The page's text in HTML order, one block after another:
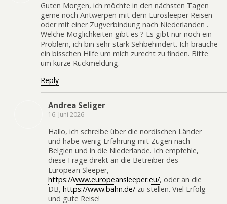
Guten Morgen, ich möchte in den nächsten Tagen
gerne noch Antwerpen mit dem Eurosleeper Reisen
oder mit einer Zugverbindung nach Niederlanden .
Welche Möglichkeiten gibt es ? Es gibt nur noch ein
Problem, ich bin sehr stark Sehbehindert. Ich brauche
ein bisschen Hilfe um mich zurecht zu finden. Bitte
um kurze Rückmeldung.
Reply
Andrea Seliger
16. Juni 2026
Hallo, ich schreibe über die nordischen Länder
und habe wenig Erfahrung mit Zügen nach
Belgien und in die Niederlande. Ich empfehle,
diese Frage direkt an die Betreiber des
European Sleeper,
https://www.europeansleeper.eu/, oder an die
DB, https://www.bahn.de/ zu stellen. Viel Erfolg
und gute Reise!